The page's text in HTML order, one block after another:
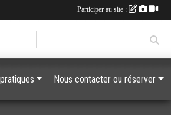
Nous contacter ou réserver
Participer au site :